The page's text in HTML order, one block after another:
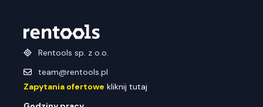
Rentools sp. z o.o.
team@rentools.pl
Zapytania ofertowe kliknij tutaj